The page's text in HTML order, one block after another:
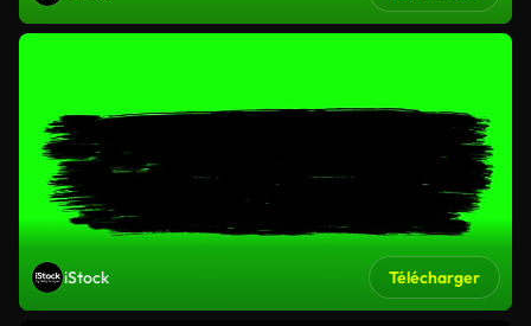
iStock Télécharger